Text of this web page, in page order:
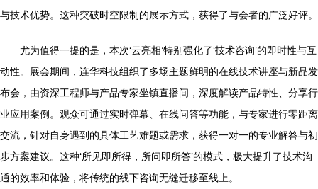
与技术优势。这种突破时空限制的展示方式，获得了与会者的广泛好评。
尤为值得一提的是，本次‘云亮相’特别强化了‘技术咨询’的即时性与互
动性。展会期间，连华科技组织了多场主题鲜明的在线技术讲座与新品发
布会，由资深工程师与产品专家坐镇直播间，深度解读产品特性、分享行
业应用案例。观众可通过实时弹幕、在线问答等功能，与专家进行零距离
交流，针对自身遇到的具体工艺难题或需求，获得一对一的专业解答与初
步方案建议。这种‘所见即所得，所问即所答’的模式，极大提升了技术沟
通的效率和体验，将传统的线下咨询无缝迁移至线上。